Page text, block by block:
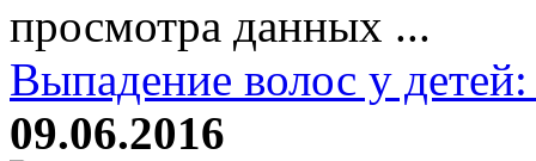
просмотра данных ...
Выпадение волос у
09.06.2016